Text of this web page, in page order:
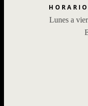
Lunes a